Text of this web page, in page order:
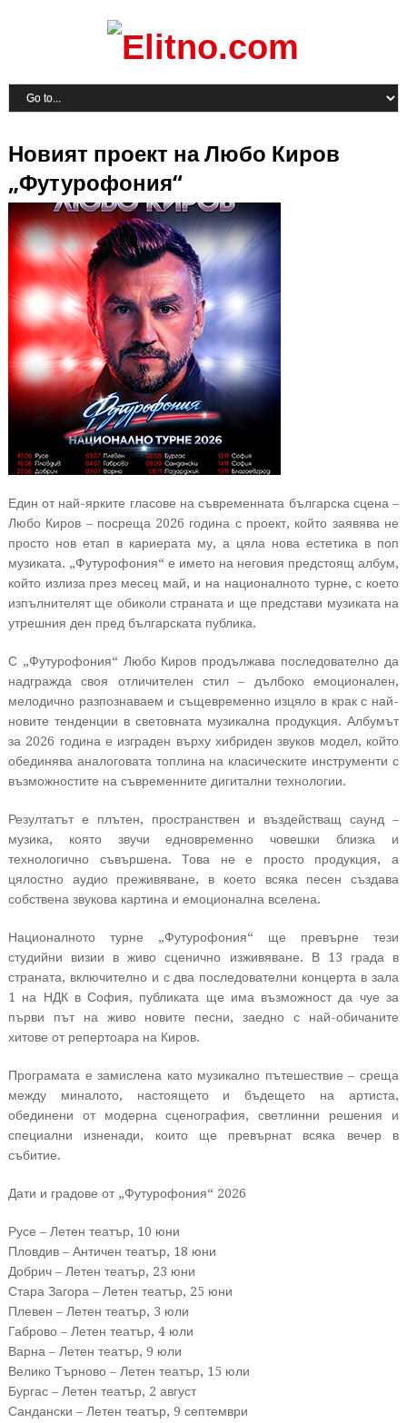
Новият проект на Любо Киров
„Футурофония“
Един от най-ярките гласове на съвременната българска сцена –
Любо Киров – посреща 2026 година с проект, който заявява не
просто нов етап в кариерата му, а цяла нова естетика в поп
музиката. „Футурофония“ е името на неговия предстоящ албум,
който излиза през месец май, и на националното турне, с което
изпълнителят ще обиколи страната и ще представи музиката на
утрешния ден пред българската публика.
С „Футурофония“ Любо Киров продължава последователно да
надгражда своя отличителен стил – дълбоко емоционален,
мелодично разпознаваем и същевременно изцяло в крак с най-
новите тенденции в световната музикална продукция. Албумът
за 2026 година е изграден върху хибриден звуков модел, който
обединява аналоговата топлина на класическите инструменти с
възможностите на съвременните дигитални технологии.
Резултатът е плътен, пространствен и въздействащ саунд –
музика, която звучи едновременно човешки близка и
технологично съвършена. Това не е просто продукция, а
цялостно аудио преживяване, в което всяка песен създава
собствена звукова картина и емоционална вселена.
Националното турне „Футурофония“ ще превърне тези
студийни визии в живо сценично изживяване. В 13 града в
страната, включително и с два последователни концерта в зала
1 на НДК в София, публиката ще има възможност да чуе за
първи път на живо новите песни, заедно с най-обичаните
хитове от репертоара на Киров.
Програмата е замислена като музикално пътешествие – среща
между миналото, настоящето и бъдещето на артиста,
обединени от модерна сценография, светлинни решения и
специални изненади, които ще превърнат всяка вечер в
събитие.
Дати и градове от „Футурофония“ 2026
Русе – Летен театър, 10 юни
Пловдив – Античен театър, 18 юни
Добрич – Летен театър, 23 юни
Стара Загора – Летен театър, 25 юни
Плевен – Летен театър, 3 юли
Габрово – Летен театър, 4 юли
Варна – Летен театър, 9 юли
Велико Търново – Летен театър, 15 юли
Бургас – Летен театър, 2 август
Сандански – Летен театър, 9 септември